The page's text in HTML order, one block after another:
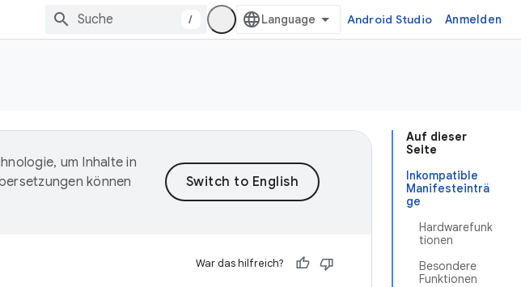
/ Android Studio Anmelden
Auf dieser
Seite
Inkompatible
Manifesteinträ
ge
Hardwarefunk
tionen
Besondere
Funktionen
um Inhalte in
können
War das hilfreich?